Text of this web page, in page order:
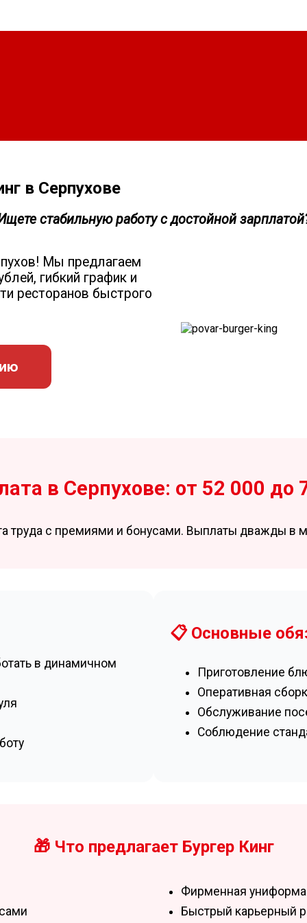
в Серпухове
стабильную работу с достойной
Мы предлагаем
гибкий график и
ресторанов быстрого
в Серпухове: от 52 000 до
труда с премиями и бонусами. Выплаты дважды в
в динамичном
📋 Основные
Приготовление
Оперативная
Обслуживание
Соблюдение
🎁 Что предлагает Бургер Кинг
Фирменная униформа
Быстрый карьерный